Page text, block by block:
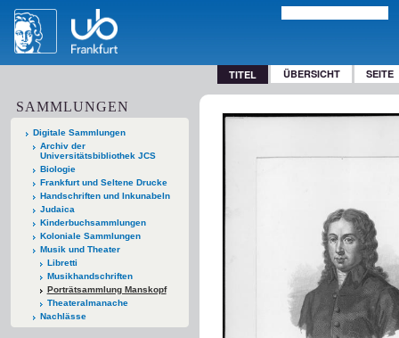
TITEL ÜBERSICHT SEITE
SAMMLUNGEN
Digitale Sammlungen
Archiv der
Universitätsbibliothek JCS
Biologie
Frankfurt und Seltene Drucke
Handschriften und Inkunabeln
Judaica
Kinderbuchsammlungen
Koloniale Sammlungen
Musik und Theater
Libretti
Musikhandschriften
Porträtsammlung Manskopf
Theateralmanache
Nachlässe